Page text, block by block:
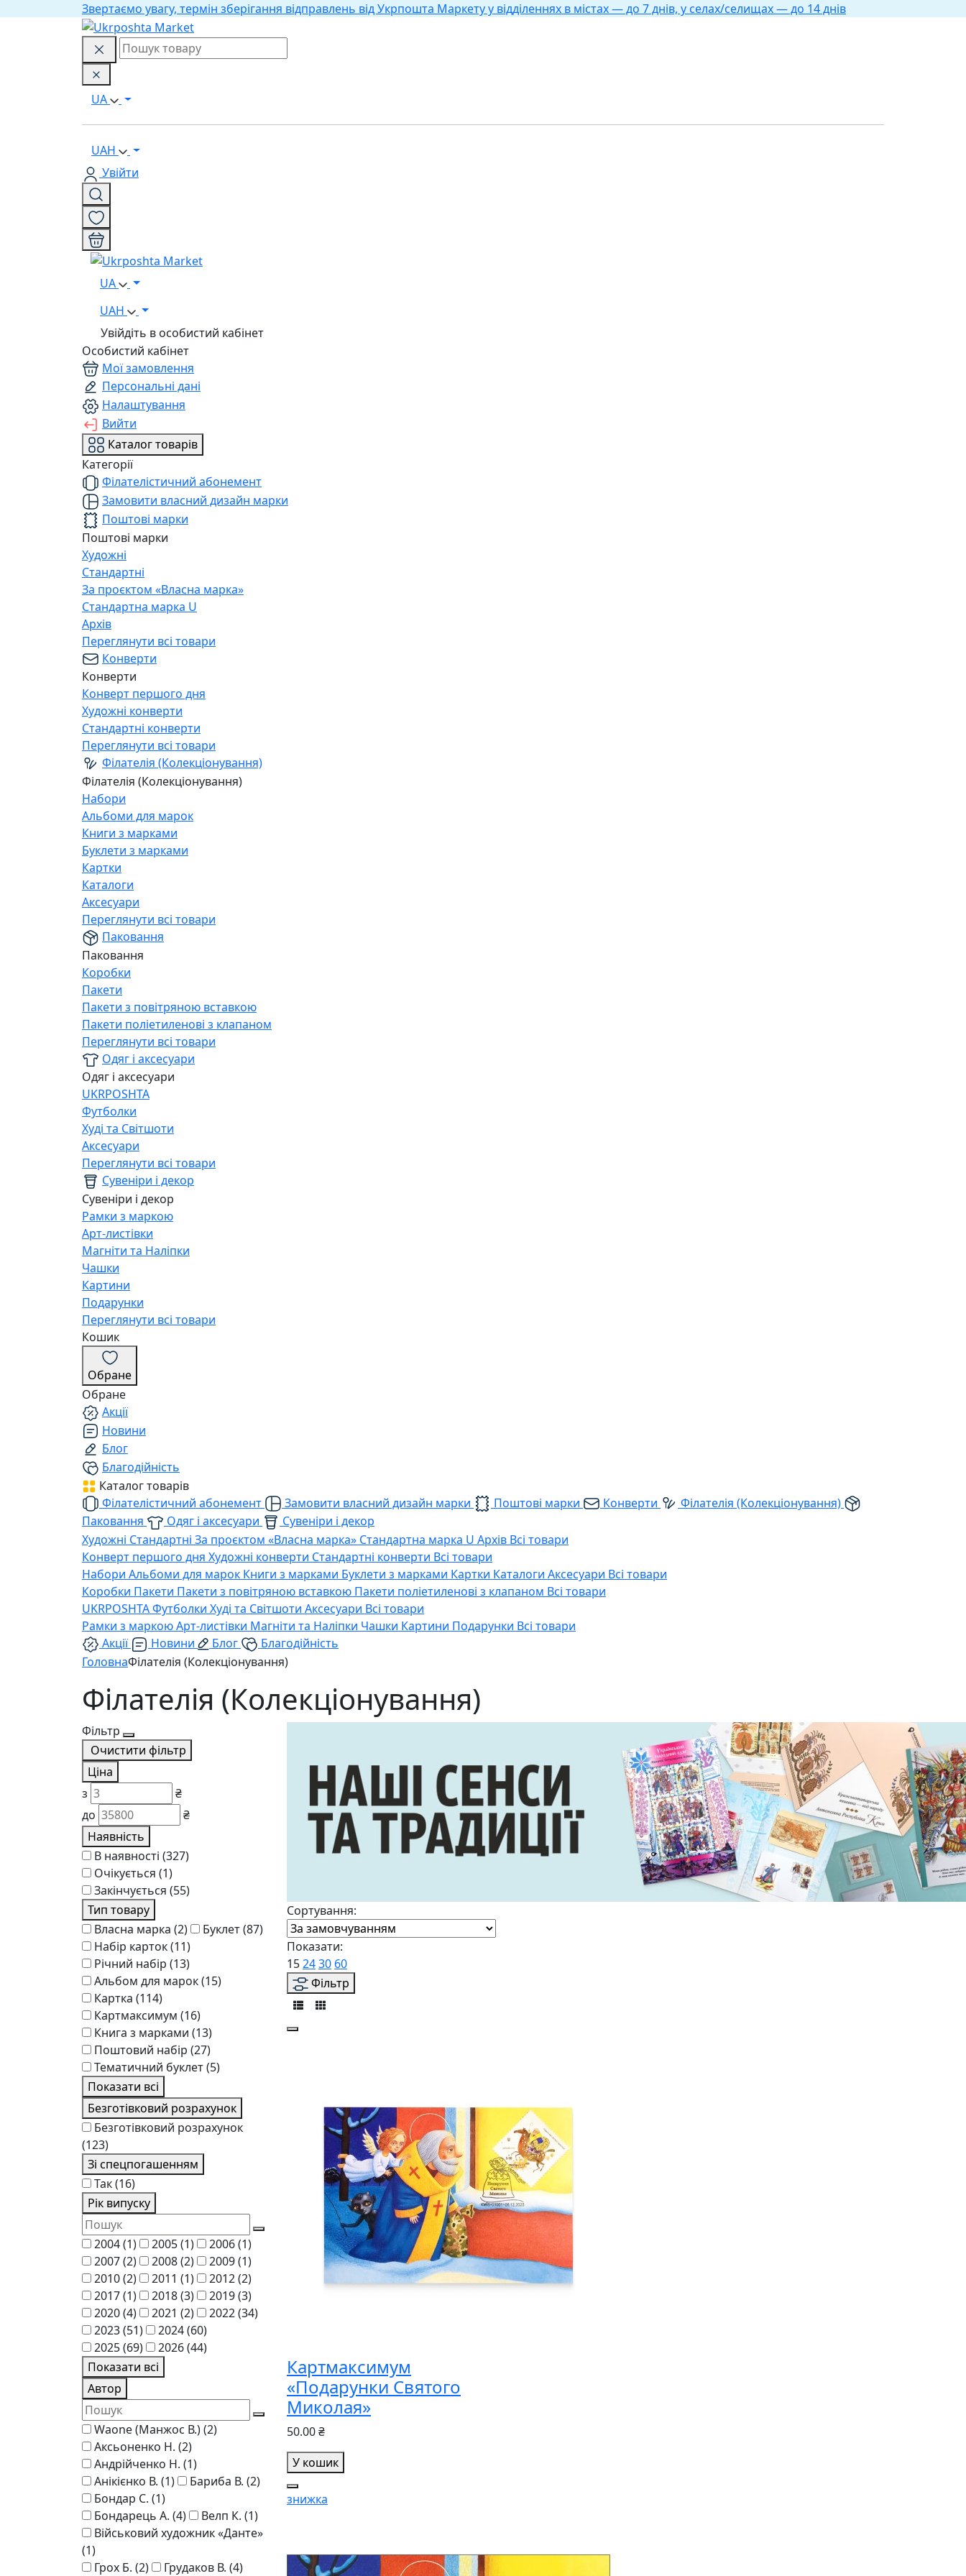
Звертаємо увагу, термін зберігання відправлень від Укрпошта Маркету у відділеннях в містах — до 7 днів, у селах/селищах — до 14 днів
UA
UAH
Увійти
UA
UAH
Увійдіть в особистий кабінет
Особистий кабінет
Мої замовлення
Персональні дані
Налаштування
Вийти
Каталог товарів
Категорії
Філателістичний абонемент
Замовити власний дизайн марки
Поштові марки
Поштові марки
Художні
Стандартні
За проєктом «Власна марка»
Стандартна марка U
Архів
Переглянути всі товари
Конверти
Конверти
Конверт першого дня
Художні конверти
Стандартні конверти
Переглянути всі товари
Філателія (Колекціонування)
Філателія (Колекціонування)
Набори
Альбоми для марок
Книги з марками
Буклети з марками
Картки
Каталоги
Аксесуари
Переглянути всі товари
Паковання
Паковання
Коробки
Пакети
Пакети з повітряною вставкою
Пакети поліетиленові з клапаном
Переглянути всі товари
Одяг і аксесуари
Одяг і аксесуари
UKRPOSHTA
Футболки
Худі та Світшоти
Аксесуари
Переглянути всі товари
Сувеніри і декор
Сувеніри і декор
Рамки з маркою
Арт-листівки
Магніти та Наліпки
Чашки
Картини
Подарунки
Переглянути всі товари
Кошик
Обране
Обране
Акції
Новини
Блог
Благодійність
Каталог товарів
Філателістичний абонемент
Замовити власний дизайн марки Поштові марки Конверти
Філателія (Колекціонування)
Паковання
Одяг і аксесуари
Сувеніри і декор
Художні Стандартні За проєктом «Власна марка» Стандартна марка U Архів Всі товари
Конверт першого дня Художні конверти Стандартні конверти Всі товари
Набори Альбоми для марок Книги з марками Буклети з марками Картки Каталоги Аксесуари Всі товари
Коробки Пакети Пакети з повітряною вставкою Пакети поліетиленові з клапаном Всі товари
UKRPOSHTAФутболки Худі та Світшоти Аксесуари Всі товари
Рамки з маркоюАрт-листівки Магніти та Наліпки Чашки Картини Подарунки Всі товари
Акції
Новини Блог
Благодійність
ГоловнаФілателія (Колекціонування)
Філателія (Колекціонування)
Фільтр
Очистити фільтр
Ціна
з
₴
до
₴
Наявність
В наявності (327)
Очікується (1)
Закінчується (55)
Тип товару
Власна марка (2) Буклет(87)
Набір карток(11)
Річний набір (13)
Альбом для марок(15)
Картка (114)
Картмаксимум (16)
Книга з марками (13)
Поштовий набір (27)
Тематичний буклет(5)
Показати всі
Безготівковий розрахунок
Безготівковий розрахунок
(123)
Зі спецпогашенням
Так(16)
Рік випуску
2004(1) 2005(1) 2006(1)
2007(2) 2008(2) 2009(1)
2010(2) 2011 (1) 2012(2)
2017(1) 2018(3) 2019(3)
2020(4) 2021 (2) 2022(34)
2023(51) 2024(60)
2025(69) 2026(44)
Показати всі
Автор
Waone (Манжос В.)(2)
Аксьоненко Н. (2)
Андрійченко Н. (1)
Анікієнко В. (1) Бариба В. (2)
Бондар С. (1)
Бондарець А. (4) Велп К. (1)
Військовий художник «Данте»
(1)
Грох Б. (2) Грудаков В. (4)
Сортування:
Показати:
152430 60
Фільтр
Картмаксимум
«Подарунки Святого
Миколая»
50.00 ₴
У кошик
знижка